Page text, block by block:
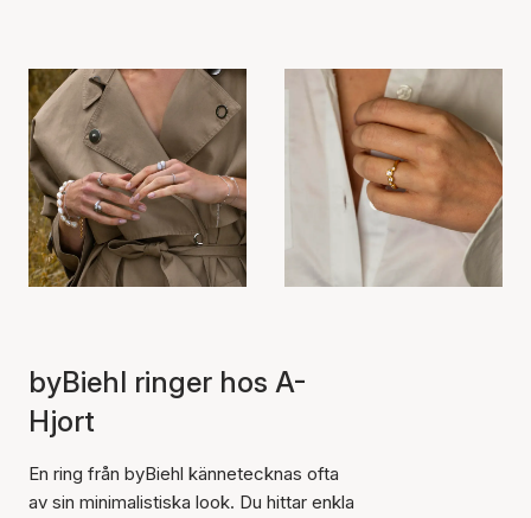
byBiehl ringer hos A-
Hjort
En ring från byBiehl kännetecknas ofta
av sin minimalistiska look. Du hittar enkla